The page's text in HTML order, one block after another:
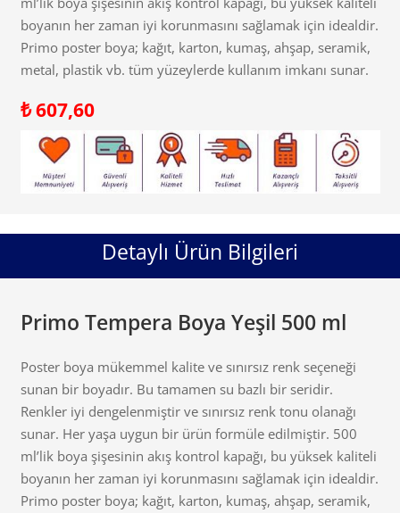
boyanın her zaman iyi korunmasını sağlamak için idealdir.
Primo poster boya; kağıt, karton, kumaş, ahşap, seramik,
metal, plastik vb. tüm yüzeylerde kullanım imkanı sunar.
₺607,60
Detaylı Ürün Bilgileri
Primo Tempera Boya Yeşil 500 ml
Poster boya mükemmel kalite ve sınırsız renk seçeneği
sunan bir boyadır. Bu tamamen su bazlı bir seridir.
Renkler iyi dengelenmiştir ve sınırsız renk tonu olanağı
sunar. Her yaşa uygun bir ürün formüle edilmiştir. 500
ml’lik boya şişesinin akış kontrol kapağı, bu yüksek kaliteli
boyanın her zaman iyi korunmasını sağlamak için idealdir.
Primo poster boya; kağıt, karton, kumaş, ahşap, seramik,